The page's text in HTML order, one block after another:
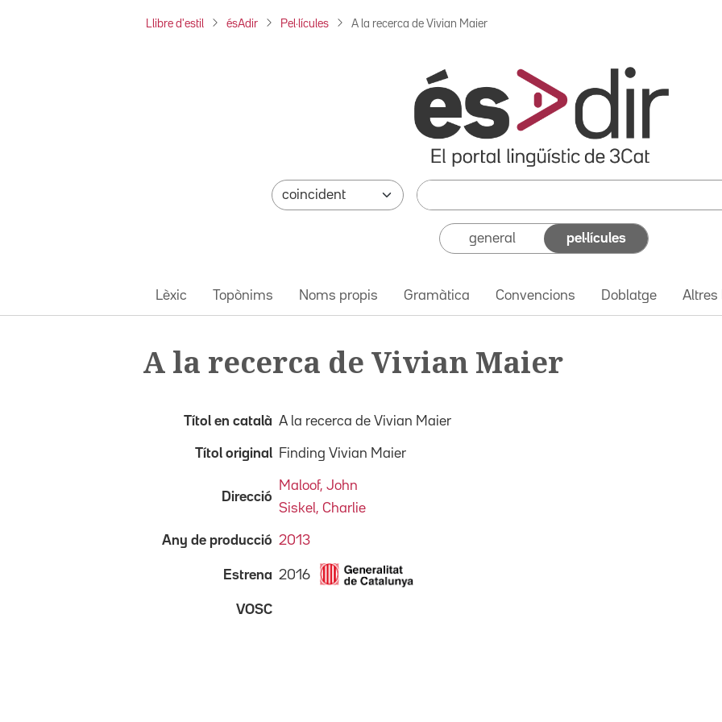
Llibre d'estil ésAdir Pel·lícules A la recerca de Vivian Maier
general pel·lícules
Lèxic Topònims Noms propis Gramàtica Convencions Doblatge Altres
A la recerca de Vivian Maier
Títol en català A la recerca de Vivian Maier
Títol original Finding Vivian Maier
Direcció
Maloof, John
Siskel, Charlie
Any de producció 2013
Estrena 2016
VOSC